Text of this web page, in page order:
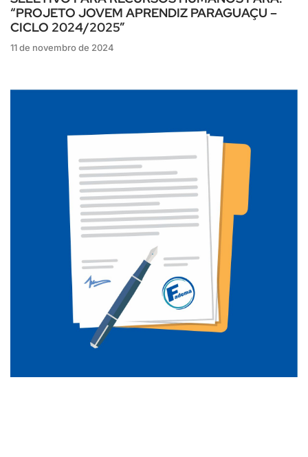
“PROJETO JOVEM APRENDIZ PARAGUAÇU –
CICLO 2024/2025”
11 de novembro de 2024